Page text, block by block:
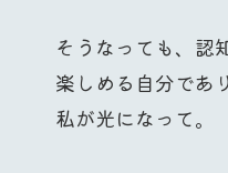
そうなっても、認
楽しめる自分であ
私が光になって。